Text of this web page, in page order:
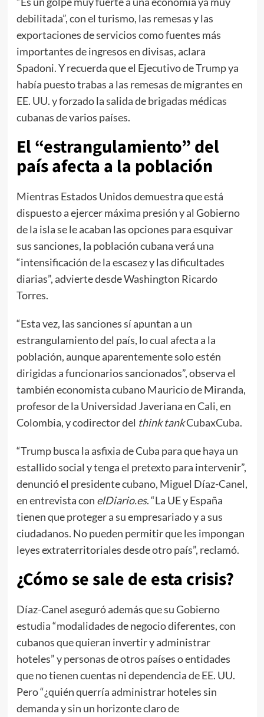
debilitada”, con el turismo, las remesas y las
exportaciones de servicios como fuentes más
importantes de ingresos en divisas, aclara
Spadoni. Y recuerda que el Ejecutivo de Trump ya
había puesto trabas a las remesas de migrantes en
EE. UU. y forzado lasalidadebrigadas médicas
cubanasde varios países.
El “estrangulamiento” del
país afecta a la población
Mientras Estados Unidos demuestra que está
dispuesto a ejercer máxima presión y al Gobierno
de la isla se le acaban las opciones para esquivar
sus sanciones, la población cubana verá una
“intensificación de la escasez y las dificultades
diarias”, advierte desde Washington Ricardo
Torres.
“Esta vez, las sanciones sí apuntan a un
estrangulamiento del país, lo cual afecta a la
población, aunque aparentemente solo estén
dirigidas a funcionarios sancionados”, observa el
también economista cubano Mauricio de Miranda,
profesor de la Universidad Javeriana en Cali, en
Colombia, y codirector del think tankCubaxCuba.
“Trump busca la asfixia de Cuba para que haya un
estallido social y tenga el pretexto para intervenir”,
denunció el presidente cubano, Miguel Díaz-Canel,
en entrevista con elDiario.es. “La UE y España
tienen que proteger a su empresariado y a sus
ciudadanos. No pueden permitir que les impongan
leyes extraterritoriales desde otro país”, reclamó.
¿Cómo se sale de esta crisis?
Díaz-Canel aseguró además que su Gobierno
estudia “modalidades de negocio diferentes, con
cubanos que quieran invertir y administrar
hoteles” y personas de otros países o entidades
que no tienen cuentas ni dependencia de EE. UU.
Pero “¿quién querría administrar hoteles sin
demanda y sin un horizonte claro de